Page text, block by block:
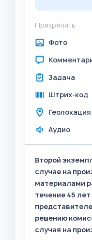
Прикрепить
Фото
Задача
Штрих-код
Геолокация
Аудио
Второй
случае на
материалами
течение 45
решению
случая на